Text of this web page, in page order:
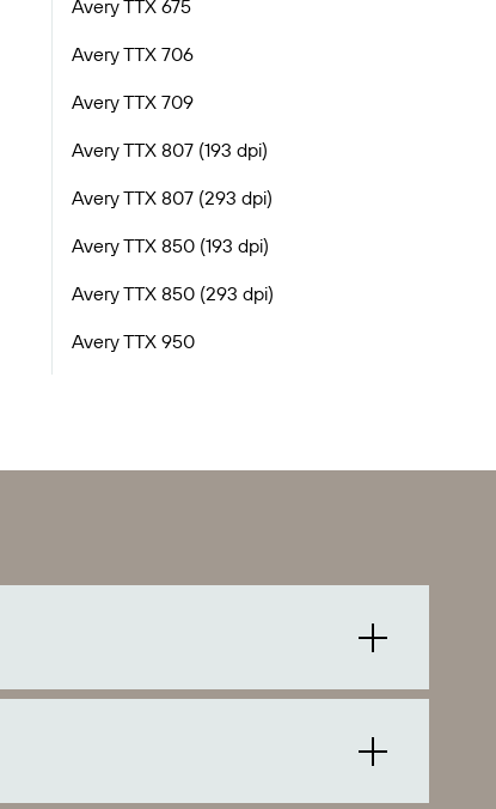
Avery TTX 675
Avery TTX 706
Avery TTX 709
Avery TTX 807 (193 dpi)
Avery TTX 807 (293 dpi)
Avery TTX 850 (193 dpi)
Avery TTX 850 (293 dpi)
Avery TTX 950